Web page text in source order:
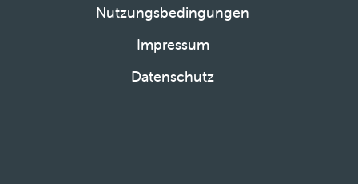
Nutzungsbedingungen
Impressum
Datenschutz